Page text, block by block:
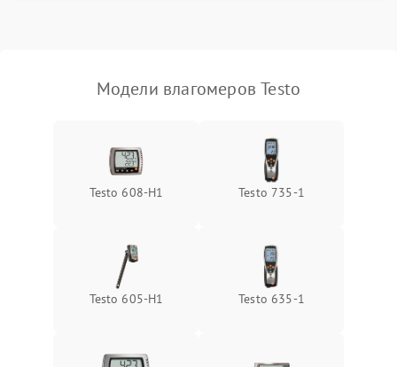
индикатора уровня
1000 ₽ Подробнее →
Модели влагомеров Testo
Testo 608-H1 Testo 735-1
Testo 605-H1 Testo 635-1